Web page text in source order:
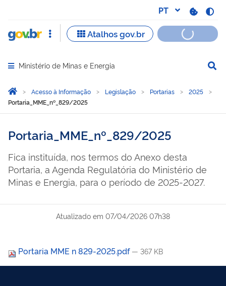
Abrir menu principal de navegação
Ministério de Minas e Energia
Você está aqui:
Página Inicial
Acesso à Informação Legislação Portarias
2025
Portaria_MME_nº_829/2025
Portaria_MME_nº_829/2025
Fica instituída, nos termos do Anexo desta
Portaria, a Agenda Regulatória do Ministério de
Minas e Energia, para o período de 2025-2027.
Atualizado em 07/04/2026 07h38
Portaria MME n 829-2025.pdf — 367 KB